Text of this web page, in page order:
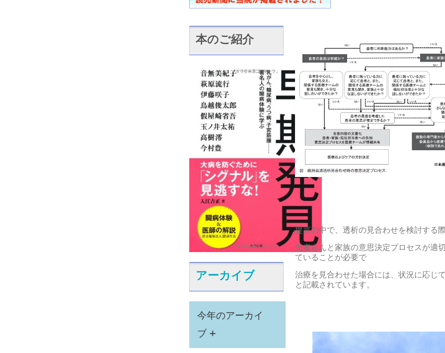
本のご紹介
アーカイブ
今年のアーカイ
ブ +
提言の中で、透析の見合わせを検討する
患者さんと家族の意思決定プロセスが適
ていることが必要で
治療を見合わせた場合には、状況に応じ
と記載されています。